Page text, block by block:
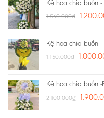
Kệ hoa chia buồn -
1.540.000₫
Kệ hoa chia buồn -
1.150.000₫
Kệ hoa chia buồn -
2.100.000₫